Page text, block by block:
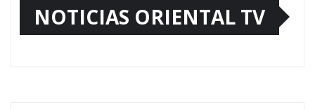
NOTICIAS ORIENTAL TV